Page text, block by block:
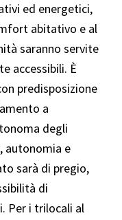
ed energetici,
abitativo e al
saranno servite
accessibili. È
predisposizione
a
degli
autonomia e
sarà di pregio,
di
Per i trilocali al